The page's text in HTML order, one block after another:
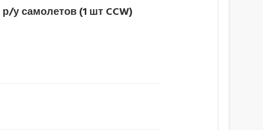
у самолетов (1 шт CCW)